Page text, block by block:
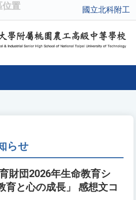
位置 國立北科附工
らせ
財団2026年生命教育シ
育と心の成長」 感想文コ